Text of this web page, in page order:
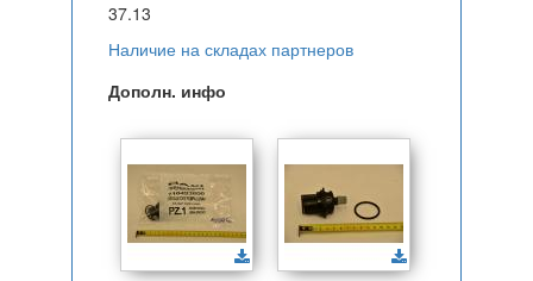
37.13
Наличие на складах партнеров
Дополн. инфо